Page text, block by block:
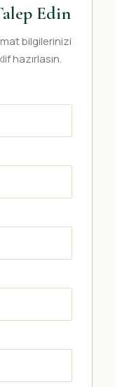
Edin
bilgilerinizi
hazırlasın.